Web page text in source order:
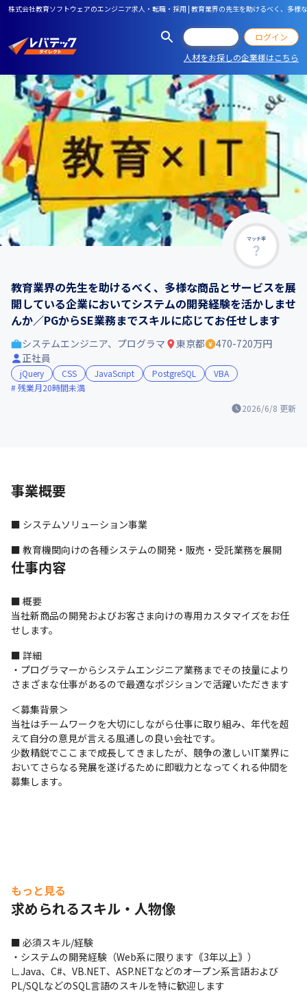
株式会社教育ソフトウェアのエンジニア求人・転職・採用 | 教育業界の先生を助けるべく、多
ログイン
人材をお探しの企業様はこちら
マッチ率
教育業界の先生を助けるべく、多様な商品とサービスを展
開している企業においてシステムの開発経験を活かしませ
んか／PGからSE業務までスキルに応じてお任せします
2026/6/8 更新
システムエンジニア、プログラマ 東京都
470-720万円
正社員
jQuery CSS JavaScript PostgreSQL
VBA
残業月20時間未満
事業概要
■ システムソリューション事業
■ 教育機関向けの各種システムの開発・販売・受託業務を展開
仕事内容
■ 概要
当社新商品の開発およびお客さま向けの専用カスタマイズをお任
せします。
■ 詳細
・プログラマーからシステムエンジニア業務までその技量により
さまざまな仕事があるので最適なポジションで活躍いただきます
＜募集背景＞
当社はチームワークを大切にしながら仕事に取り組み、年代を超
えて自分の意見が言える風通しの良い会社です。
少数精鋭でここまで成長してきましたが、競争の激しいIT業界に
おいてさらなる発展を遂げるために即戦力となってくれる仲間を
募集します。
もっと見る
求められるスキル・人物像
■ 必須スキル/経験
・システムの開発経験（Web系に限ります｟3年以上｠）
∟Java、C#、VB.NET、ASP.NETなどのオープン系言語および
PL/SQLなどのSQL言語のスキルを特に歓迎します